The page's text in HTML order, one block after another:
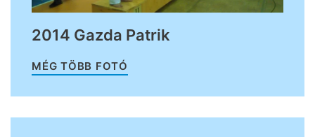
2014 Gazda Patrik
MÉG TÖBB FOTÓ